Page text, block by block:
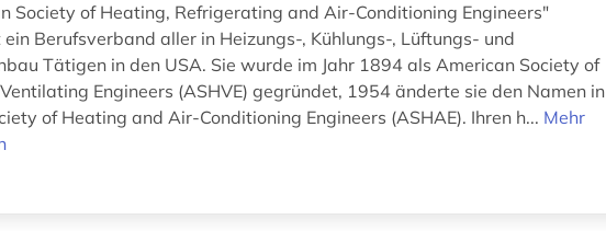
Society of Heating, Refrigerating and Air-Conditioning Engineers"
ein Berufsverband aller in Heizungs-, Kühlungs-, Lüftungs- und
Tätigen in den USA. Sie wurde im Jahr 1894 als American Society of
Engineers (ASHVE) gegründet, 1954 änderte sie den Namen in
of Heating and Air-Conditioning Engineers (ASHAE). Ihren h... Mehr